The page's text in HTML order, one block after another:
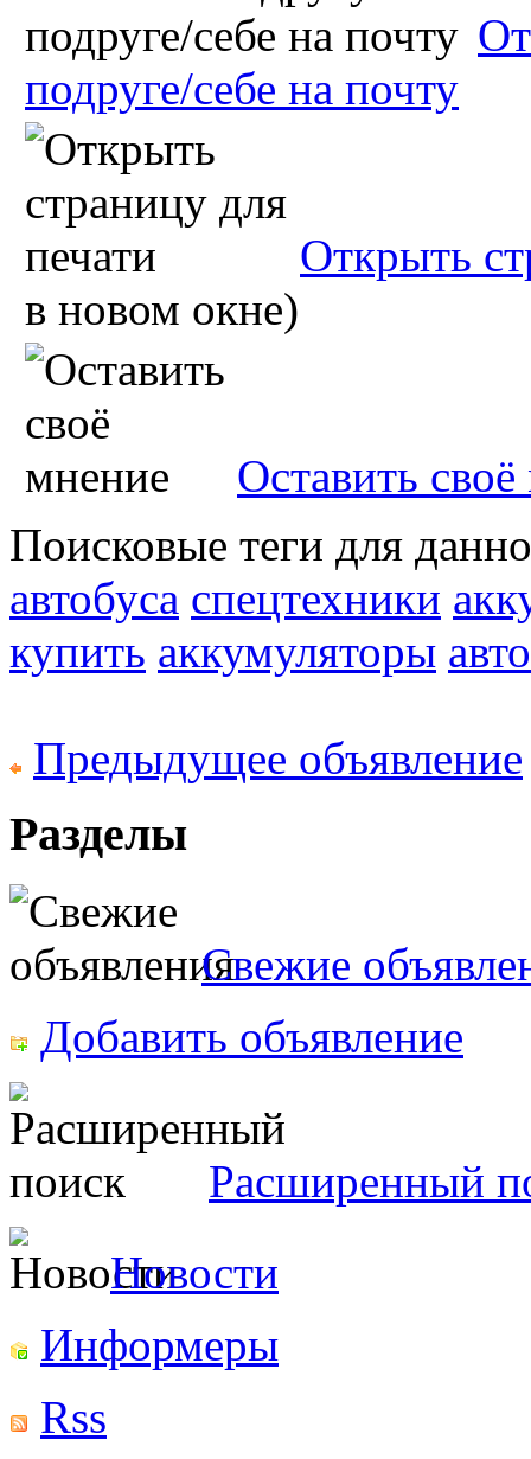
подруге/себе на почту
Открыть
в новом окне)
Оставить
Поисковые теги для
автобуса спецтехники
купить аккумуляторы авто
Предыдущее объявление
Разделы
Свежие
Добавить объявление
Расширенный
Новости
Информеры
Rss